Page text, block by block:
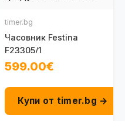
timer.bg
Часовник Festina
F23305/1
599.00€
Купи от timer.bg →